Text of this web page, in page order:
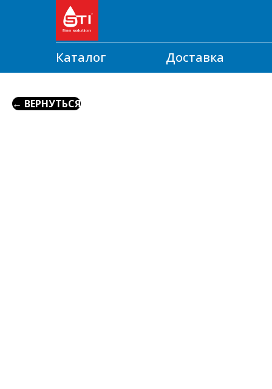
Каталог Доставка
← ВЕРНУТЬСЯ